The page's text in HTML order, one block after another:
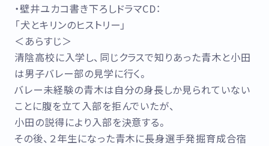
・壁井ユカコ書き下ろしドラマCD：
「犬とキリンのヒストリー」
＜あらすじ＞
清陰高校に入学し、同じクラスで知りあった青木と小田
は男子バレー部の見学に行く。
バレー未経験の青木は自分の身長しか見られていない
ことに腹を立て入部を拒んでいたが、
小田の説得により入部を決意する。
その後、２年生になった青木に長身選手発掘育成合宿